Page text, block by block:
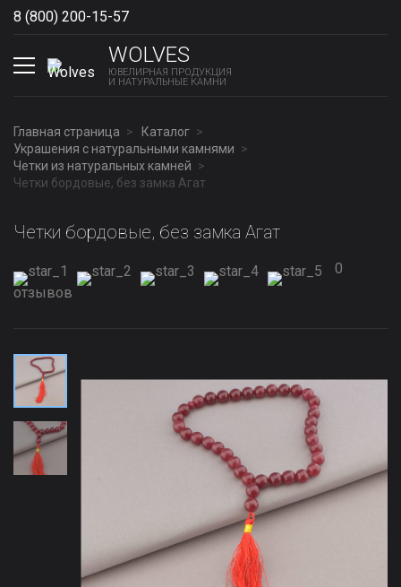
8 (800) 200-15-57
WOLVES
ЮВЕЛИРНАЯ ПРОДУКЦИЯ
И НАТУРАЛЬНЫЕ КАМНИ
Главная страница
Каталог
Украшения с натуральными камнями
Четки из натуральных камней
Четки бордовые, без замка Агат
Четки бордовые, без замка Агат
0
отзывов